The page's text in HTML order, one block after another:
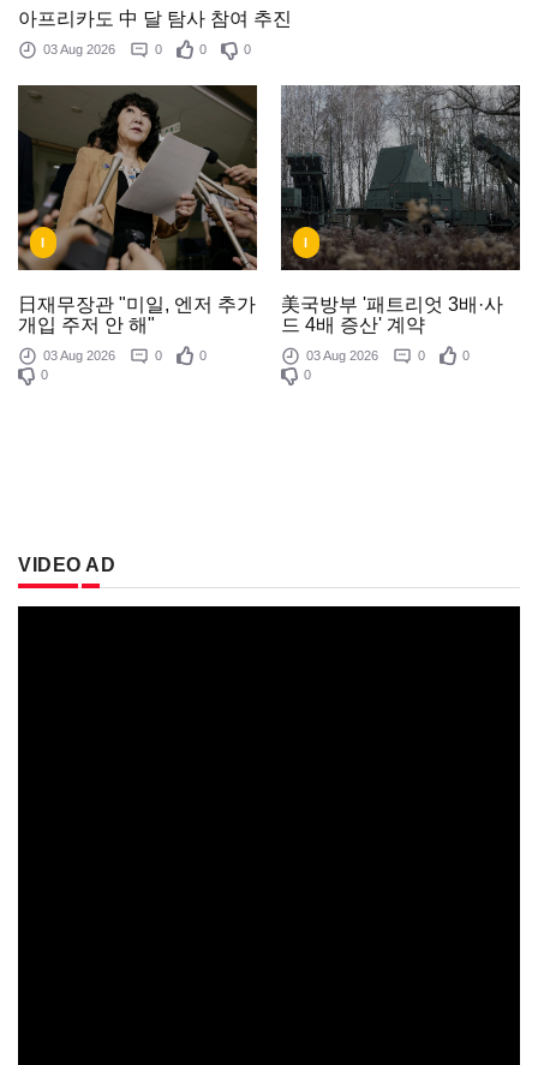
아프리카도 中 달 탐사 참여 추진
03 Aug 2026 0 0 0
I
日재무장관 "미일, 엔저 추가
개입 주저 안 해"
03 Aug 2026 0
0
0
I
美국방부 '패트리엇 3배·사
드 4배 증산' 계약
03 Aug 2026 0
0
0
VIDEO AD